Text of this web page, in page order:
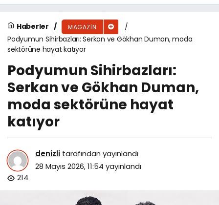
Haberler MAGAZIN
Podyumun Sihirbazları: Serkan ve Gökhan Duman, moda
sektörüne hayat katıyor
Podyumun Sihirbazları:
Serkan ve Gökhan Duman,
moda sektörüne hayat
katıyor
denizli tarafından yayınlandı
28 Mayıs 2026, 11:54 yayınlandı
214